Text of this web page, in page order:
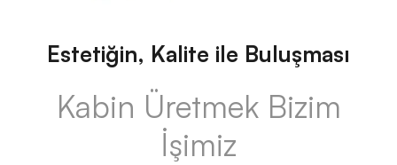
Estetiğin, Kalite ile Buluşması
Kabin Üretmek Bizim
İşimiz